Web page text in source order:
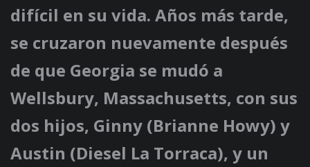
difícil en su vida. Años más tarde,
se cruzaron nuevamente después
de que Georgia se mudó a
Wellsbury, Massachusetts, con sus
dos hijos, Ginny (Brianne Howy) y
Austin (Diesel La Torraca), y un